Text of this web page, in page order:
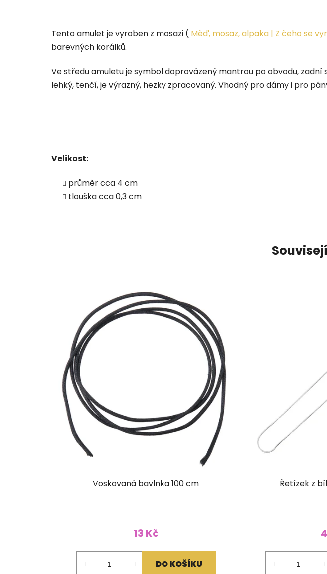
Tento amulet je vyroben z mosazi ( Měď, mosaz, alpaka | Z čeho se
barevných korálků.
Ve středu amuletu je symbol doprovázený mantrou po obvodu, zadní
lehký, tenčí, je výrazný, hezky zpracovaný. Vhodný pro dámy i pro
Velikost:
průměr cca 4 cm
tlouška cca 0,3 cm
Voskovaná bavlnka 100 cm
13 Kč
DO KOŠÍKU
Řetízek z